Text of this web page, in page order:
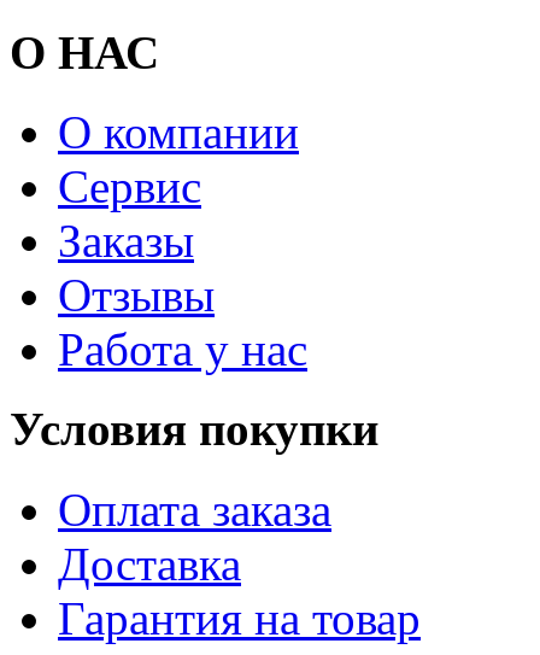
О НАС
О компании
Сервис
Заказы
Отзывы
Работа у нас
Условия покупки
Оплата заказа
Доставка
Гарантия на товар